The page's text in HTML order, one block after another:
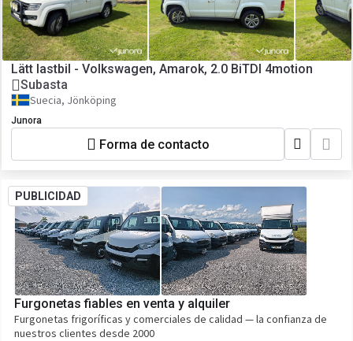
Lätt lastbil - Volkswagen, Amarok, 2.0 BiTDI 4motion
Subasta
Suecia, Jönköping
Junora
Forma de contacto
PUBLICIDAD
Furgonetas fiables en venta y alquiler
Furgonetas frigoríficas y comerciales de calidad — la confianza de
nuestros clientes desde 2000